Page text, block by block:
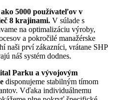
5000 používateľov v
8 krajinami. V súlade s
na optimalizáciu výroby,
a pokročilé manažérske
naši prví zákazníci, vrátane SHP
náš systém dodnes.
Parku a vývojovým
disponujeme stabilným tímom
Vďaka individuálnemu